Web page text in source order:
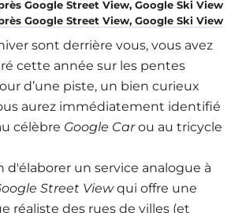
Google Street View, Google Ski View
sont derrière vous, vous avez
cette année sur les pentes
d’une piste, un bien curieux
aurez immédiatement identifié
célèbre Google Carou au tricycle
d'élaborer un service analogue à
Street Viewqui offre une
réaliste des rues de villes (et